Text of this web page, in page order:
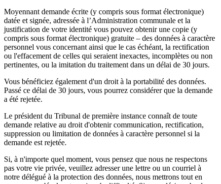
Moyennant demande écrite (y compris sous format électronique)
datée et signée, adressée à l’Administration communale et la
justification de votre identité vous pouvez obtenir une copie (y
compris sous format électronique) gratuite – des données à caractère
personnel vous concernant ainsi que le cas échéant, la rectification
ou l'effacement de celles qui seraient inexactes, incomplètes ou non
pertinentes, ou la imitation du traitement dans un délai de 30 jours.
Vous bénéficiez également d'un droit à la portabilité des données.
Passé ce délai de 30 jours, vous pourrez considérer que la demande
a été rejetée.
Le président du Tribunal de première instance connaît de toute
demande relative au droit d'obtenir communication, rectification,
suppression ou limitation de données à caractère personnel si la
demande est rejetée.
Si, à n'importe quel moment, vous pensez que nous ne respectons
pas votre vie privée, veuillez adresser une lettre ou un courriel à
notre délégué à la protection des données, nous mettrons tout en